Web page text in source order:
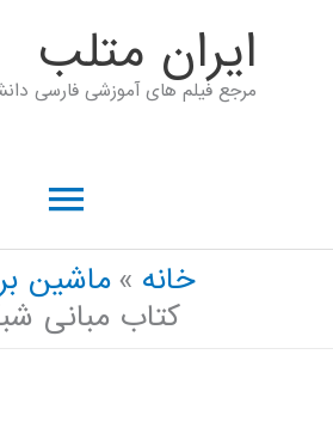
ايران متلب
مرجع فیلم های آموزشی فارسی
خانه
ماشین
کتاب مبانی